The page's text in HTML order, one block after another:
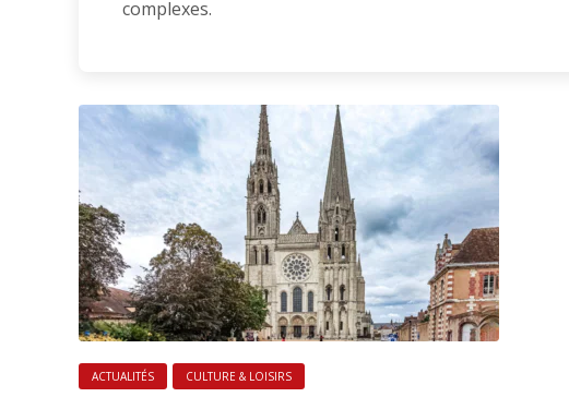
complexes.
ACTUALITÉS CULTURE & LOISIRS